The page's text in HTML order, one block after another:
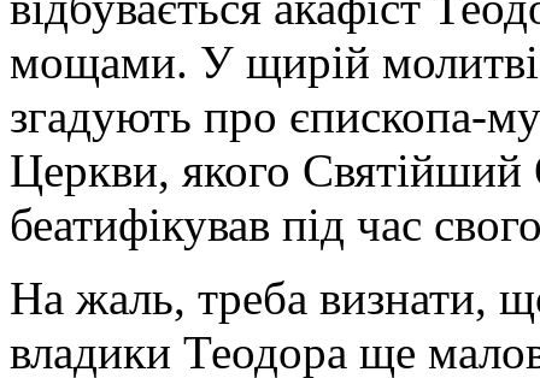
мощами. У щирій молитві
згадують про єпископа-
Церкви, якого Святійший
беатифікував під час
На жаль, треба визнати,
владики Теодора ще